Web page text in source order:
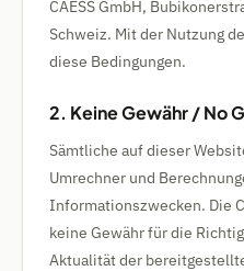
CAESS GmbH,
Schweiz. Mit der Nutzung
diese Bedingungen.
2. Keine Gewähr / No
Sämtliche auf dieser
Umrechner und
Informationszwecken. Die
keine Gewähr für die
Aktualität der